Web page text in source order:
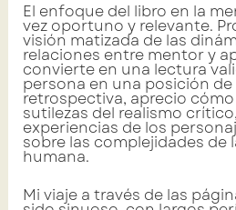
El enfoque del libro en la
vez oportuno y relevante.
visión matizada de las
relaciones entre mentor y
convierte en una lectura
persona en una posición de
retrospectiva, aprecio
sutilezas del realismo
experiencias de los
sobre las complejidades de
humana.
Mi viaje a través de las